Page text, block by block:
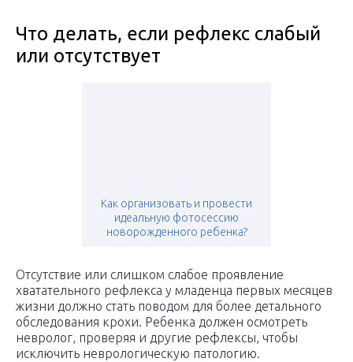
Что делать, если рефлекс слабый
или отсутствует
Как организовать и провести
идеальную фотосессию
новорожденного ребенка?
Отсутствие или слишком слабое проявление
хватательного рефлекса у младенца первых месяцев
жизни должно стать поводом для более детального
обследования крохи. Ребенка должен осмотреть
невролог, проверяя и другие рефлексы, чтобы
исключить неврологическую патологию.